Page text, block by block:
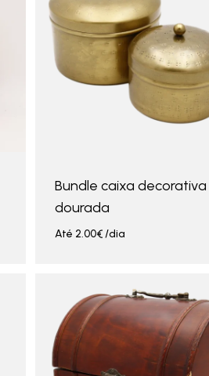
Bundle caixa decorativa
dourada
Até 2.00€/dia